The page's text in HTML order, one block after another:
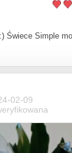
Świece Simple
02-09